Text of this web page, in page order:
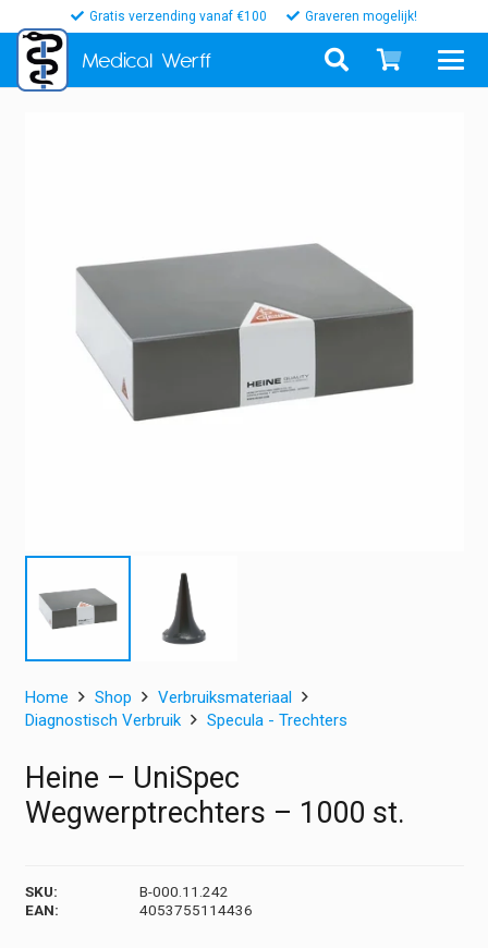
Gratis verzending vanaf €100 Graveren mogelijk!
Medical Werff
Home Shop
Verbruiksmateriaal
Diagnostisch Verbruik
Specula - Trechters
Heine – UniSpec
Wegwerptrechters – 1000 st.
SKU:
B-000.11.242
EAN:
4053755114436